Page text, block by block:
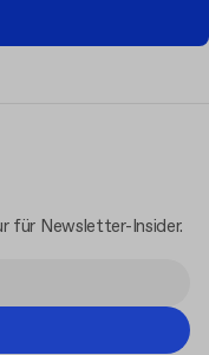
für Newsletter-Insider.